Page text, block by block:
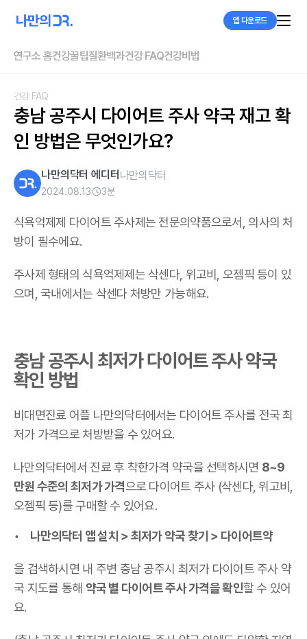
앱 다운로드
연구소 홈건강꿀팁질환백과건강 FAQ건강비법
건강 FAQ
충남 공주시 다이어트 주사 약국 재고 확
인 방법은 무엇인가요?
나만의닥터 에디터 나만의닥터
2024.08.13 3분
식욕억제제 다이어트 주사제는 전문의약품으로서, 의사의 처
방이 필수에요.
주사제 형태의 식욕억제제는 삭센다, 위고비, 오젬픽 등이 있
으며,국내에서는 삭센다 처방만 가능해요.
충남 공주시 최저가 다이어트 주사 약국
확인 방법
비대면진료 어플 나만의닥터에서는 다이어트 주사를 전국 최
저가 가격으로 처방받을 수 있어요.
나만의닥터에서 진료 후 착한가격 약국을 선택하시면 8~9
만원 수준의 최저가 가격으로 다이어트 주사 (삭센다, 위고비,
오젬픽 등)를 구매할 수 있어요.
나만의닥터 앱 설치 > 최저가 약국 찾기 > 다이어트약
을 검색하시면 내 주변 충남 공주시 최저가 다이어트 주사 약
국 지도를 통해 약국 별 다이어트 주사 가격을 확인할 수 있어
요.